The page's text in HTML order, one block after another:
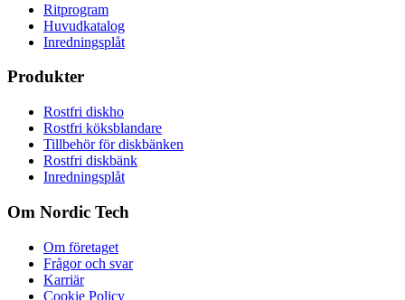
Ritprogram
Huvudkatalog
Inredningsplåt
Produkter
Rostfri diskho
Rostfri köksblandare
Tillbehör för diskbänken
Rostfri diskbänk
Inredningsplåt
Om Nordic Tech
Om företaget
Frågor och svar
Karriär
Cookie Policy